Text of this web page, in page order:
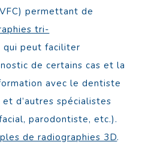
permettant de
tri-
qui peut faciliter
de certains cas et la
avec le dentiste
d’autres spécialistes
parodontiste, etc.).
de radiographies 3D.